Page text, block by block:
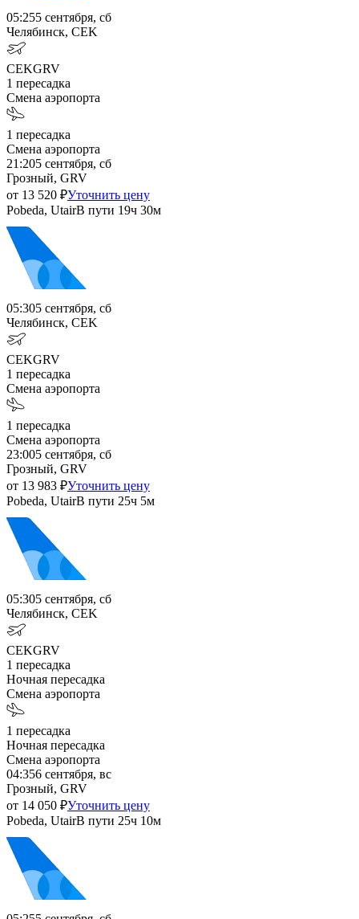
05:255 сентября, сб
Челябинск, CEK
CEKGRV
1 пересадка
Смена аэропорта
1 пересадка
Смена аэропорта
21:205 сентября, сб
Грозный, GRV
от 13 520 ₽Уточнить цену
Pobeda, UtairВ пути 19ч 30м
05:305 сентября, сб
Челябинск, CEK
CEKGRV
1 пересадка
Смена аэропорта
1 пересадка
Смена аэропорта
23:005 сентября, сб
Грозный, GRV
от 13 983 ₽Уточнить цену
Pobeda, UtairВ пути 25ч 5м
05:305 сентября, сб
Челябинск, CEK
CEKGRV
1 пересадка
Ночная пересадка
Смена аэропорта
1 пересадка
Ночная пересадка
Смена аэропорта
04:356 сентября, вс
Грозный, GRV
от 14 050 ₽Уточнить цену
Pobeda, UtairВ пути 25ч 10м